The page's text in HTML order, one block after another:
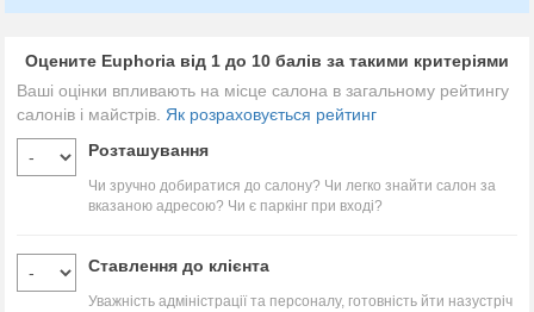
Оцените Euphoria від 1 до 10 балів за такими критеріями
Ваші оцінки впливають на місце салона в загальному рейтингу
салонів і майстрів. Як розраховується рейтинг
Розташування
Чи зручно добиратися до салону? Чи легко знайти салон за
вказаною адресою? Чи є паркінг при вході?
Ставлення до клієнта
Уважність адміністрації та персоналу, готовність йти назустріч